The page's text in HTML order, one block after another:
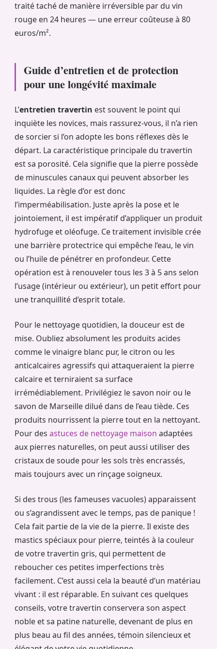
traité taché de manière irréversible par du vin
rouge en 24 heures — une erreur coûteuse à 80
euros/m².
Guide d’entretien et de protection
pour une longévité maximale
L’entretien travertin est souvent le point qui
inquiète les novices, mais rassurez-vous, il n’a rien
de sorcier si l’on adopte les bons réflexes dès le
départ. La caractéristique principale du travertin
est sa porosité. Cela signifie que la pierre possède
de minuscules canaux qui peuvent absorber les
liquides. La règle d’or est donc
l’imperméabilisation. Juste après la pose et le
jointoiement, il est impératif d’appliquer un produit
hydrofuge et oléofuge. Ce traitement invisible crée
une barrière protectrice qui empêche l’eau, le vin
ou l’huile de pénétrer en profondeur. Cette
opération est à renouveler tous les 3 à 5 ans selon
l’usage (intérieur ou extérieur), un petit effort pour
une tranquillité d’esprit totale.
Pour le nettoyage quotidien, la douceur est de
mise. Oubliez absolument les produits acides
comme le vinaigre blanc pur, le citron ou les
anticalcaires agressifs qui attaqueraient la pierre
calcaire et terniraient sa surface
irrémédiablement. Privilégiez le savon noir ou le
savon de Marseille dilué dans de l’eau tiède. Ces
produits nourrissent la pierre tout en la nettoyant.
Pour des astuces de nettoyage maison adaptées
aux pierres naturelles, on peut aussi utiliser des
cristaux de soude pour les sols très encrassés,
mais toujours avec un rinçage soigneux.
Si des trous (les fameuses vacuoles) apparaissent
ou s’agrandissent avec le temps, pas de panique !
Cela fait partie de la vie de la pierre. Il existe des
mastics spéciaux pour pierre, teintés à la couleur
de votre travertin gris, qui permettent de
reboucher ces petites imperfections très
facilement. C’est aussi cela la beauté d’un matériau
vivant : il est réparable. En suivant ces quelques
conseils, votre travertin conservera son aspect
noble et sa patine naturelle, devenant de plus en
plus beau au fil des années, témoin silencieux et